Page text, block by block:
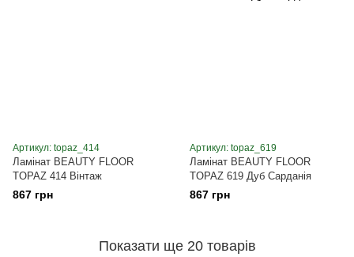
Артикул: topaz_414
Ламінат BEAUTY FLOOR
TOPAZ 414 Вінтаж
867 грн
Артикул: topaz_619
Ламінат BEAUTY FLOOR
TOPAZ 619 Дуб Сарданія
867 грн
Показати ще 20 товарів